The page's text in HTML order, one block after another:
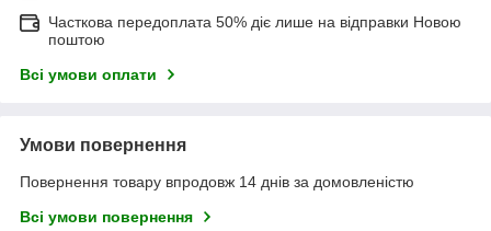
Часткова передоплата 50% діє лише на відправки Новою
поштою
Всі умови оплати
Умови повернення
Повернення товару впродовж 14 днів за домовленістю
Всі умови повернення